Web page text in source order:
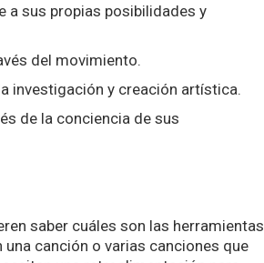
a sus propias posibilidades y
del movimiento.
investigación y creación artística.
de la conciencia de sus
saber cuáles son las herramientas
canción o varias canciones que